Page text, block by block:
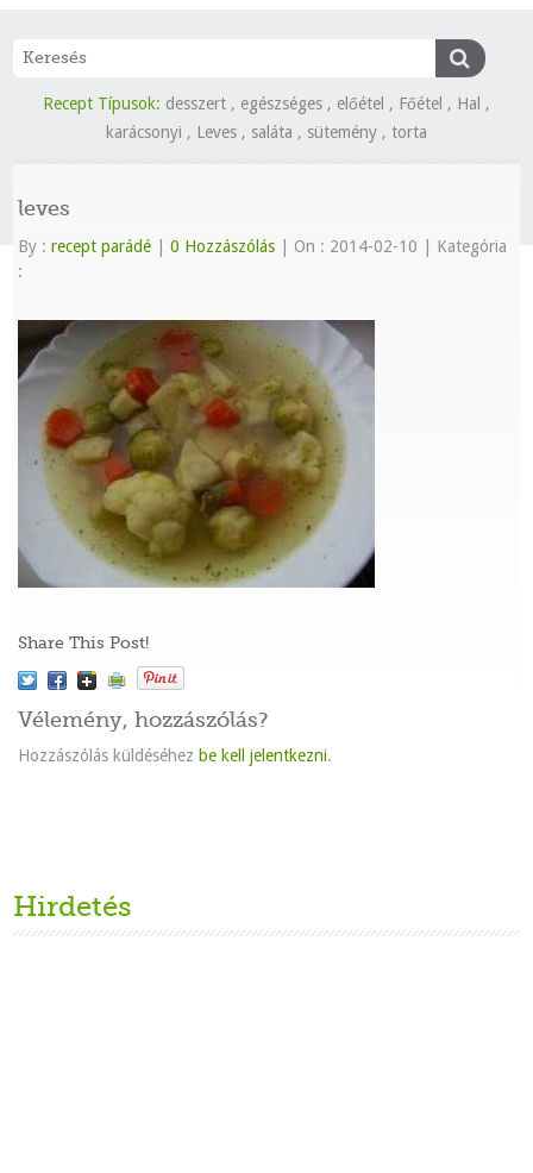
Recept Típusok: desszert , egészséges , előétel , Főétel , Hal ,
karácsonyi , Leves , saláta , sütemény , torta
leves
By :recept parádé 0 Hozzászólás On : 2014-02-10
Kategória
:
Share This Post!
Vélemény, hozzászólás?
Hozzászólás küldéséhez be kell jelentkezni.
Hirdetés